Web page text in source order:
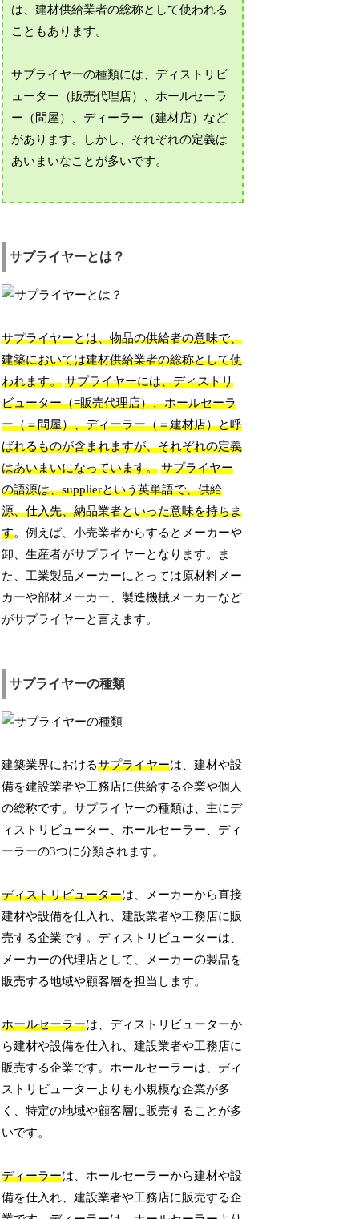
は、建材供給業者の総称として使われる
こともあります。
サプライヤーの種類には、ディストリビ
ューター（販売代理店）、ホールセーラ
ー（問屋）、ディーラー（建材店）など
があります。しかし、それぞれの定義は
あいまいなことが多いです。
サプライヤーとは？
サプライヤーとは、物品の供給者の意味で、
建築においては建材供給業者の総称として使
われます。 サプライヤーには、ディストリ
ビューター（=販売代理店）、ホールセーラ
ー（＝問屋）、ディーラー（＝建材店）と呼
ばれるものが含まれますが、それぞれの定義
はあいまいになっています。 サプライヤー
の語源は、supplierという英単語で、供給
源、仕入先、納品業者といった意味を持ちま
す。例えば、小売業者からするとメーカーや
卸、生産者がサプライヤーとなります。ま
た、工業製品メーカーにとっては原材料メー
カーや部材メーカー、製造機械メーカーなど
がサプライヤーと言えます。
サプライヤーの種類
建築業界におけるサプライヤーは、建材や設
備を建設業者や工務店に供給する企業や個人
の総称です。サプライヤーの種類は、主にデ
ィストリビューター、ホールセーラー、ディ
ーラーの3つに分類されます。
ディストリビューターは、メーカーから直接
建材や設備を仕入れ、建設業者や工務店に販
売する企業です。ディストリビューターは、
メーカーの代理店として、メーカーの製品を
販売する地域や顧客層を担当します。
ホールセーラーは、ディストリビューターか
ら建材や設備を仕入れ、建設業者や工務店に
販売する企業です。ホールセーラーは、ディ
ストリビューターよりも小規模な企業が多
く、特定の地域や顧客層に販売することが多
いです。
ディーラーは、ホールセーラーから建材や設
備を仕入れ、建設業者や工務店に販売する企